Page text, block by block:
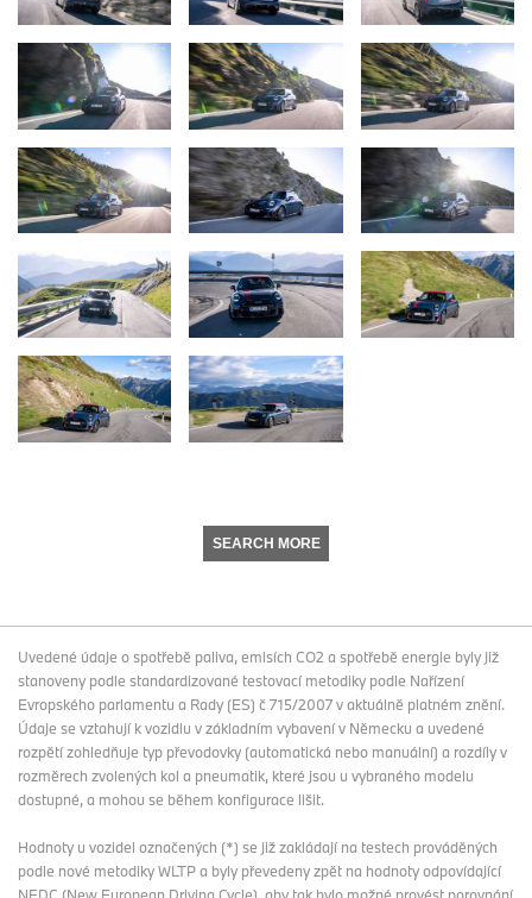
SEARCH MORE
Uvedené údaje o spotřebě paliva, emisích CO2 a spotřebě energie byly již
stanoveny podle standardizované testovací metodiky podle Nařízení
Evropského parlamentu a Rady (ES) č 715/2007 v aktuálně platném znění.
Údaje se vztahují k vozidlu v základním vybavení v Německu a uvedené
rozpětí zohledňuje typ převodovky (automatická nebo manuální) a rozdíly v
rozměrech zvolených kol a pneumatik, které jsou u vybraného modelu
dostupné, a mohou se během konfigurace lišit.
Hodnoty u vozidel označených (*) se již zakládají na testech prováděných
podle nové metodiky WLTP a byly převedeny zpět na hodnoty odpovídající